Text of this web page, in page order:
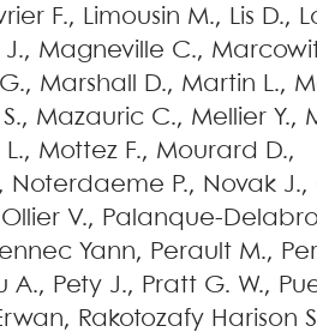
F., Limousin M., Lis D.,
J., Magneville C.,
G., Marshall D., Martin L.,
S., Mazauric C., Mellier Y.,
L., Mottez F., Mourard D.,
, Noterdaeme P., Novak J.,
Ollier V., Palanque-
Yann, Perault M.,
A., Pety J., Pratt G. W.,
, Rakotozafy Harison